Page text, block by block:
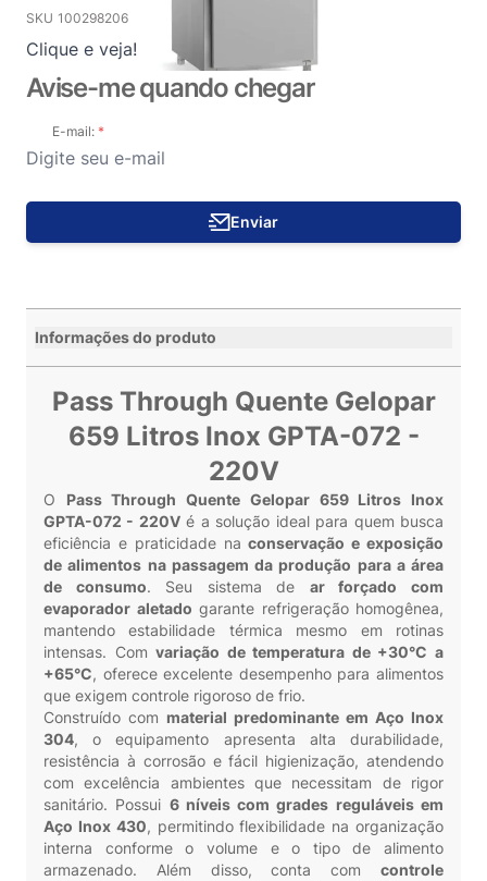
SKU 100298206
Clique e veja!
Avise-me quando chegar
E-mail:
Enviar
Informações do produto
Pass Through Quente Gelopar
659 Litros Inox GPTA-072 -
220V
O Pass Through Quente Gelopar 659 Litros Inox
GPTA-072 - 220Vé a solução ideal para quem busca
eficiência e praticidade naconservação e exposição
de alimentos na passagem da produção para a área
de consumo. Seu sistema de ar forçado com
evaporador aletado garante refrigeração homogênea,
mantendo estabilidade térmica mesmo em rotinas
intensas. Comvariação de temperatura de +30°C a
+65°C, oferece excelente desempenho para alimentos
que exigem controle rigoroso de frio.
Construído com material predominante em Aço Inox
304, o equipamento apresenta alta durabilidade,
resistência à corrosão e fácil higienização, atendendo
com excelência ambientes que necessitam de rigor
sanitário. Possui 6 níveis com grades reguláveis em
Aço Inox 430, permitindo flexibilidade na organização
interna conforme o volume e o tipo de alimento
armazenado. Além disso, conta com controle